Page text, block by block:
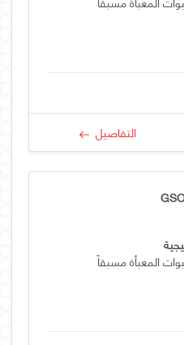
التفاصيل
المعبأة مسبقاً